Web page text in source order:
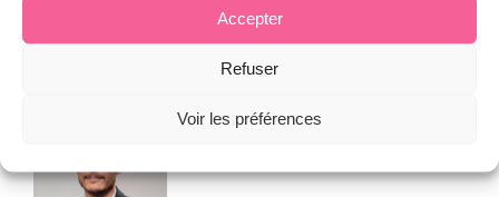
Accepter
Refuser
Voir les préférences
16 septembre 2010